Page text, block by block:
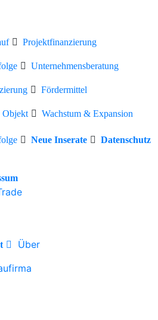
Projektfinanzierung
Unternehmensberatung
Fördermittel
Objekt Wachstum & Expansion
Neue Inserate
Datenschutz
Über